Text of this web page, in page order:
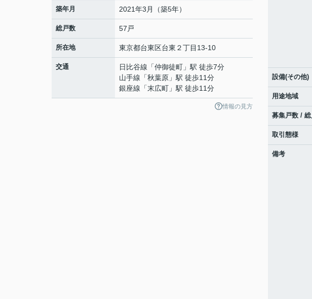
築年月 2021年3月（築5年）
総戸数 57戸
所在地 東京都台東区台東 ２丁目13-10
交通 日比谷線 「仲御徒町 」駅 徒歩7分
山手線 「秋葉原 」駅 徒歩11分
銀座線 「末広町 」駅 徒歩11分
情報の見方
設備(その他)
用途地域
募集戸数 /
取引態様
備考